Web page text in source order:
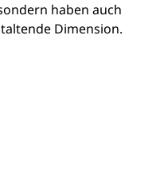
haben auch
Dimension.